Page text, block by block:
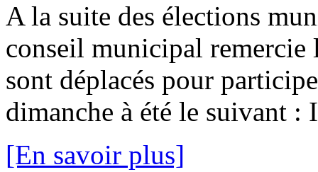
A la suite des élections
conseil municipal remercie
sont déplacés pour
dimanche à été le suivant :
[En savoir plus]